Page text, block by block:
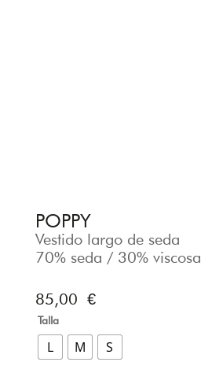
POPPY
Vestido largo de seda
70% seda / 30% viscosa
85,00 €
Talla
L M S